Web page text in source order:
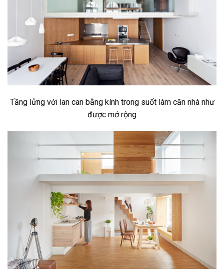
Tầng lửng với lan can bằng kính trong suốt làm căn nhà như
được mở rộng